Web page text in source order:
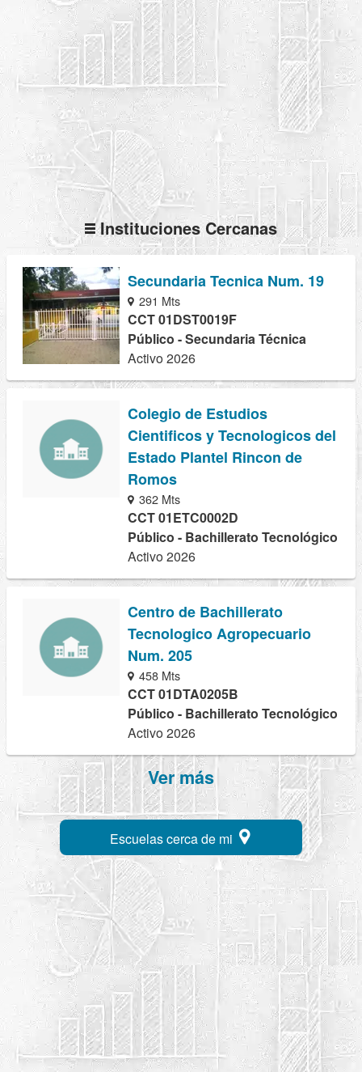
Instituciones Cercanas
Secundaria Tecnica Num. 19
291 Mts
CCT 01DST0019F
Público - Secundaria Técnica
Activo 2026
Colegio de Estudios
Cientificos y Tecnologicos del
Estado Plantel Rincon de
Romos
362 Mts
CCT 01ETC0002D
Público - Bachillerato Tecnológico
Activo 2026
Centro de Bachillerato
Tecnologico Agropecuario
Num. 205
458 Mts
CCT 01DTA0205B
Público - Bachillerato Tecnológico
Activo 2026
Ver más
Escuelas cerca de mi